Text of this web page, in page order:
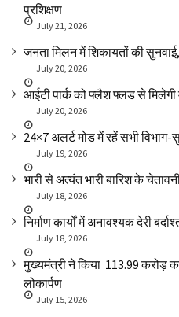
प्रशिक्षण
July 21, 2026
जनता मिलन में शिकायतों की
July 20, 2026
आईटी पार्क को फ्लैश फ्लड से मिलेगी
July 20, 2026
24×7 अलर्ट मोड में रहें सभी विभाग-
July 19, 2026
भारी से अत्यंत भारी बारिश के
July 18, 2026
निर्माण कार्यों में अनावश्यक देरी
July 18, 2026
मुख्यमंत्री ने किया ₹ 113.99 करोड़
लोकार्पण
July 15, 2026